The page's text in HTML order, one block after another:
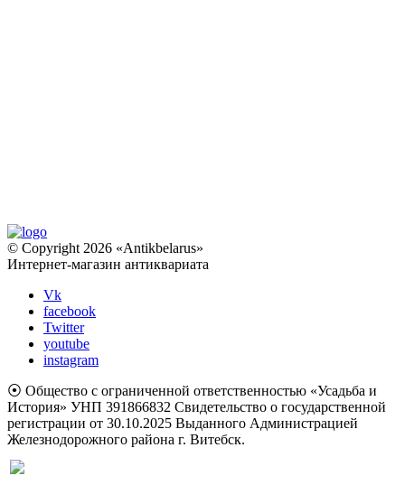
© Copyright 2026 «Antikbelarus»
Интернет-магазин антиквариата
Vk
facebook
Twitter
youtube
instagram
⦿ Общество с ограниченной ответственностью «Усадьба и
История» УНП 391866832 Свидетельство о государственной
регистрации от 30.10.2025 Выданного Администрацией
Железнодорожного района г. Витебск.